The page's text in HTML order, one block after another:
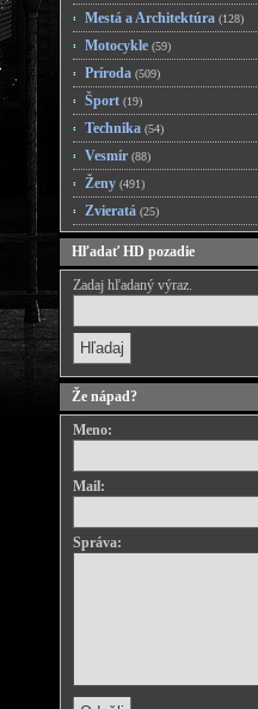
Mestá a Architektúra (128)
Motocykle (59)
Príroda (509)
Šport (19)
Technika (54)
Vesmír (88)
Ženy (491)
Zvieratá (25)
Hľadať HD pozadie
Zadaj hľadaný výraz.
Že nápad?
Meno:
Mail:
Správa: